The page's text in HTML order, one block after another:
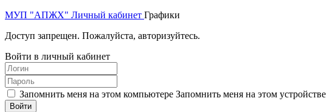
МУП "АПЖХ" Личный кабинет Графики
Доступ запрещен. Пожалуйста, авторизуйтесь.
Войти в личный кабинет
Запомнить меня на этом компьютере Запомнить меня на этом устройстве